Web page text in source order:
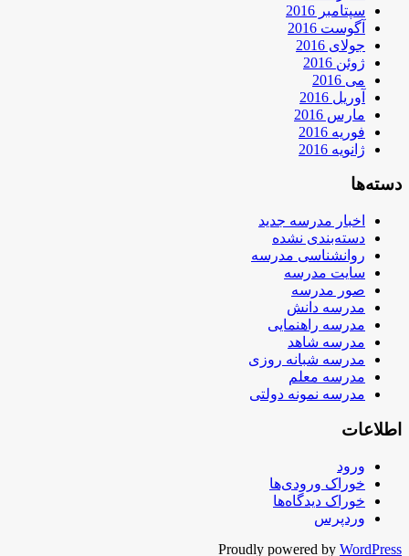
سپتامبر 2016
آگوست 2016
جولای 2016
ژوئن 2016
می 2016
آوریل 2016
مارس 2016
فوریه 2016
ژانویه 2016
دسته‌ها
اخبار مدرسه جدید
دسته‌بندی نشده
روانشناسی مدرسه
سایت مدرسه
صور مدرسه
مدرسه دانش
مدرسه راهنمایی
مدرسه شاهد
مدرسه شبانه روزی
مدرسه معلم
مدرسه نمونه دولتی
اطلاعات
ورود
خوراک ورودی‌ها
خوراک دیدگاه‌ها
وردپرس
Proudly powered by WordPress